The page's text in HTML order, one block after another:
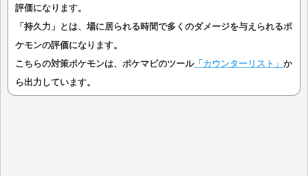
評価になります。
「持久力」とは、場に居られる時間で多くのダメージを与えられるポ
ケモンの評価になります。
こちらの対策ポケモンは、ポケマピのツール「カウンターリスト」 か
ら出力しています。